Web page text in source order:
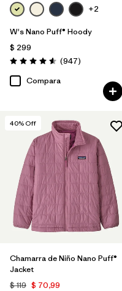
+2
W's Nano Puff® Hoody
$ 299
Valoración: 4.6 / 5
(947Comentarios
)
Compara
40% Off
Chamarra de Niño Nano Puff®
Jacket
$ 119 $ 70,99